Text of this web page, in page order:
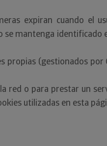
expiran cuando el
se mantenga identificado
propias (gestionados por
red o para prestar un
utilizadas en esta